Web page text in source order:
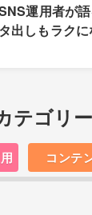
運用者が
タ出しもラク
テゴリ
コンテ